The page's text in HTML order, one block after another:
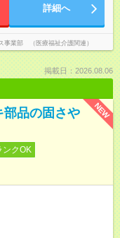
詳細へ
事業部 （医療福祉介護関連）
掲載日：2026.08.06
NEW
部品の固さや
ンクOK